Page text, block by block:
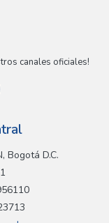
canales oficiales!
Bogotá D.C.